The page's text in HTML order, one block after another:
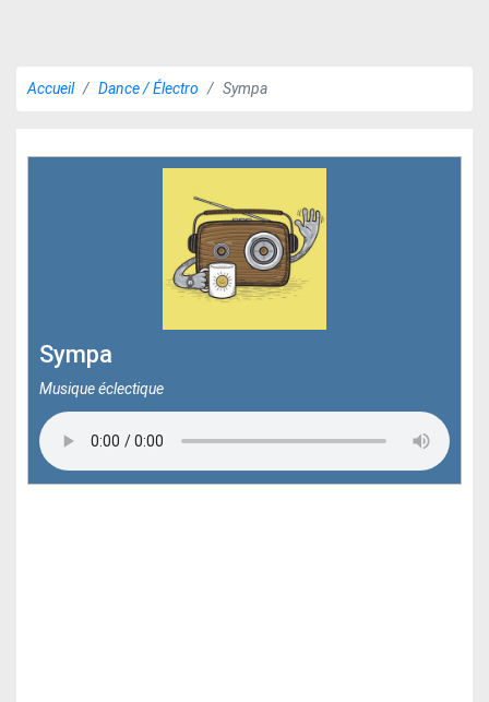
Accueil Dance / Électro Sympa
Sympa
Musique éclectique